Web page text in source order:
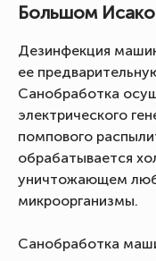
Большом
Дезинфекция
ее
Санобработка
электрического
помпового
обрабатывается
уничтожающем
микроорганизмы.
Санобработка